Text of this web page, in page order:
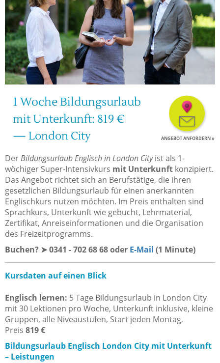
1 Woche Bildungsurlaub
mit Unterkunft: 819 €
— London City ANGEBOT ANFORDERN »
DerBildungsurlaub Englisch in London Cityist als 1-
wöchiger Super-Intensivkurs mit Unterkunft konzipiert.
Das Angebot richtet sich an Berufstätige, die ihren
gesetzlichen Bildungsurlaub für einen anerkannten
Englischkurs nutzen möchten. Im Preis enthalten sind
Sprachkurs, Unterkunft wie gebucht, Lehrmaterial,
Zertifikat, Anreiseinformationen und die Organisation
des Freizeitprogramms.
Buchen? ➤ 0341 - 702 68 68 oder E-Mail (1 Minute)
Kursdaten auf einen Blick
Englisch lernen: 5 Tage Bildungsurlaub in London City
mit 30 Lektionen pro Woche, Unterkunft inklusive, kleine
Gruppen, alle Niveaustufen, Start jeden Montag,
Preis 819 €
Bildungsurlaub Englisch London City mit Unterkunft
– Leistungen